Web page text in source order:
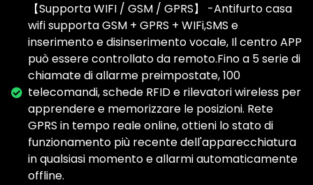
【Supporta WIFI / GSM / GPRS】 -Antifurto casa
wifi supporta GSM + GPRS + WIFi,SMS e
inserimento e disinserimento vocale, Il centro APP
può essere controllato da remoto.Fino a 5 serie di
chiamate di allarme preimpostate, 100
telecomandi, schede RFID e rilevatori wireless per
apprendere e memorizzare le posizioni. Rete
GPRS in tempo reale online, ottieni lo stato di
funzionamento più recente dell'apparecchiatura
in qualsiasi momento e allarmi automaticamente
offline.